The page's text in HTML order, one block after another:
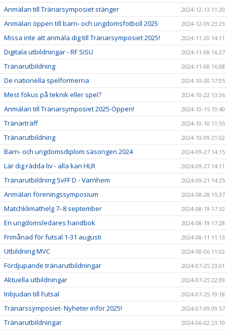
Anmälan till Tränarsymposiet stänger 2024-12-13 11:20
Anmälan öppen till barn- och ungdomsfotboll 2025 2024-12-09 23:23
Missa inte att anmäla dig till Tränarsymposiet 2025! 2024-11-20 14:11
Digitala utbildningar - RF SISU 2024-11-08 16:27
Tränarutbildning 2024-11-08 16:08
De nationella spelformerna 2024-10-30 17:05
Mest fokus på teknik eller spel? 2024-10-22 13:36
Anmälan till Tränarsymposiet 2025-Öppen! 2024-10-15 19:40
Tränarträff 2024-10-10 11:55
Tränarutbildning 2024-10-09 21:02
Barn- och ungdomsdiplom säsongen 2024 2024-09-27 14:15
Lär dig rädda liv - alla kan HLR 2024-09-27 14:11
Tränarutbildning SvFF D - Varnhem 2024-09-21 14:25
Anmälan föreningssymposium 2024-08-28 15:37
Matchklimathelg 7–8 september 2024-08-19 17:32
En ungdomsledares handbok 2024-08-19 17:28
Frimånad för futsal 1-31 augusti 2024-08-11 11:13
Utbildning MVC 2024-08-06 11:02
Fördjupande tränarutbildningar 2024-07-25 23:01
Aktuella utbildningar 2024-07-25 22:09
Inbjudan till Futsal 2024-07-25 19:18
Tränarssymposiet- Nyheter inför 2025! 2024-07-09 09:57
Tränarutbildningar 2024-06-02 23:10